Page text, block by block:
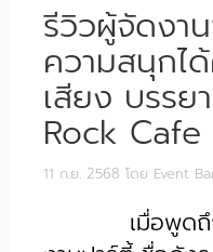
รีวิวผู้จัดงา
ความสนุกไ
เสียง บรรย
Rock
11 ก.ย. 2568 โดย Event
เมื่อพูดถึงส